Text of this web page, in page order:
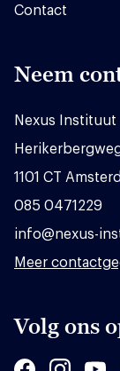
Contact
Neem
Nexus Instituut
1101 CT
085 0471229
info@nexus-
Meer
Volg ons